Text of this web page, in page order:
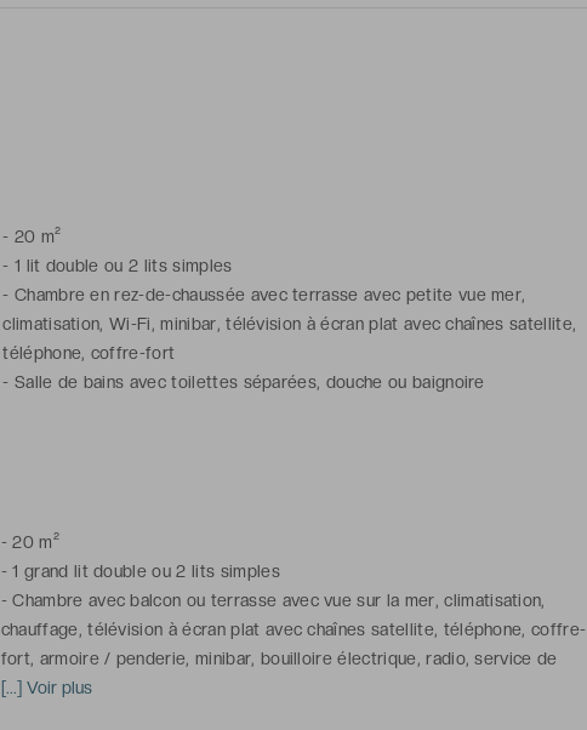
- 20 m²
- 1 lit double ou 2 lits simples
- Chambre en rez-de-chaussée avec terrasse avec petite vue mer,
climatisation, Wi-Fi, minibar, télévision à écran plat avec chaînes satellite,
téléphone, coffre-fort
- Salle de bains avec toilettes séparées, douche ou baignoire
-20 m²
-1 grand lit double ou 2 lits simples
-Chambre avec balcon ou terrasse avec vue sur la mer, climatisation,
chauffage, télévision à écran plat avec chaînes satellite, téléphone, coffre-
fort, armoire / penderie, minibar, bouilloire électrique, radio, service de
réveil
[...] Voir plus